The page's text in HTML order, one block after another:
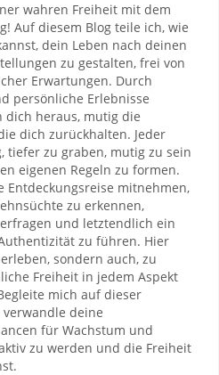
wahren Freiheit mit dem
Auf diesem Blog teile ich, wie
dein Leben nach deinen
zu gestalten, frei von
Erwartungen. Durch
persönliche Erlebnisse
heraus, mutig die
dich zurückhalten. Jeder
tiefer zu graben, mutig zu sein
eigenen Regeln zu formen.
Entdeckungsreise mitnehmen,
zu erkennen,
und letztendlich ein
zu führen. Hier
sondern auch, zu
Freiheit in jedem Aspekt
mich auf dieser
deine
für Wachstum und
zu werden und die Freiheit